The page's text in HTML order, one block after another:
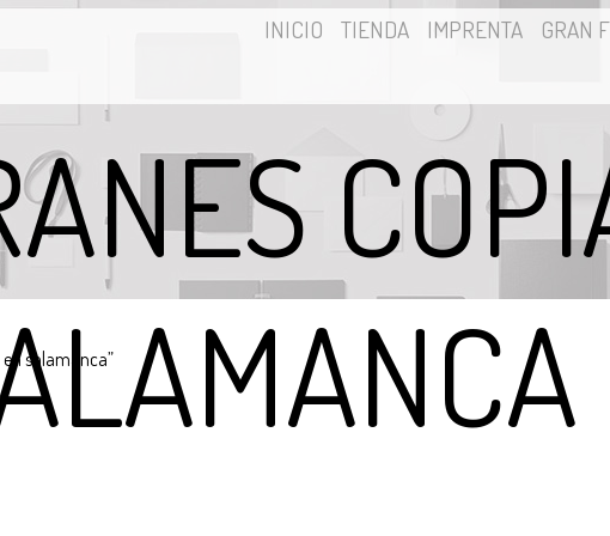
INICIO TIENDA IMPRENTA GRAN
salamanca”